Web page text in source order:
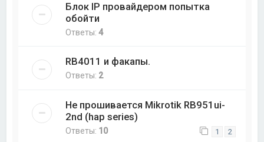
Блок IP провайдером попытка
обойти
Ответы:4
RB4011 и факапы.
Ответы: 2
Не прошивается Mikrotik RB951ui-
2nd (hap series)
Ответы: 10 1 2